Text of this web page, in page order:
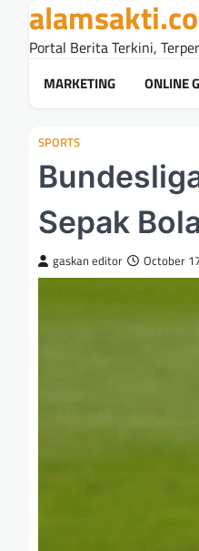
contentPortal Berita Terkini,
MARKETING ONLINE
SPORTS
Sepak
gaskan editor October